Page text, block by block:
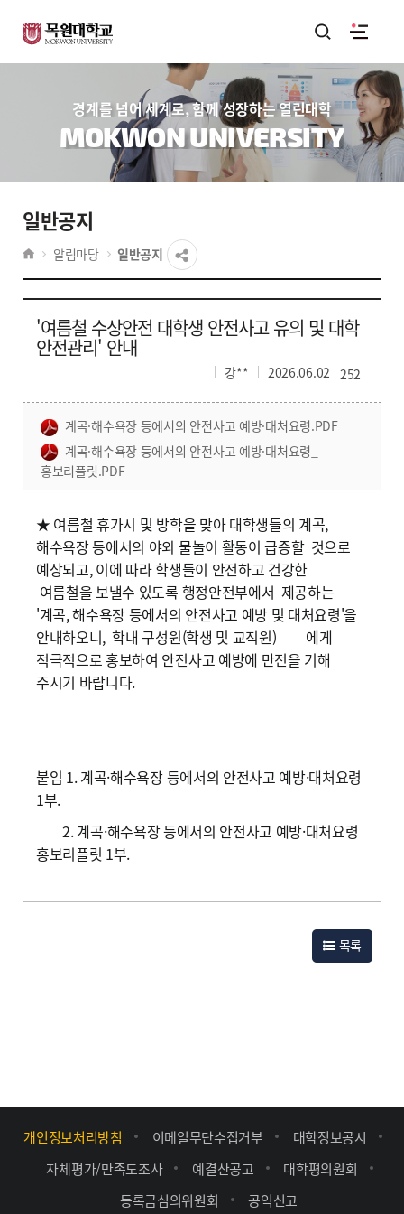
경계를 넘어 세계로, 함께 성장하는 열린대학
MOKWON UNIVERSITY
일반공지
알림마당 일반공지
'여름철 수상안전 대학생 안전사고 유의 및 대학
안전관리' 안내
강** 2026.06.02 252
계곡·해수욕장 등에서의 안전사고 예방·대처요령.PDF
계곡·해수욕장 등에서의 안전사고 예방·대처요령_
홍보리플릿.PDF
★ 여름철 휴가시 및 방학을 맞아 대학생들의 계곡,
해수욕장 등에서의 야외 물놀이 활동이 급증할 것으로
예상되고, 이에 따라 학생들이 안전하고 건강한
여름철을 보낼수 있도록 행정안전부에서 제공하는
'계곡, 해수욕장 등에서의 안전사고 예방 및 대처요령'을
안내하오니, 학내 구성원(학생 및 교직원) 에게
적극적으로 홍보하여 안전사고 예방에 만전을 기해
주시기 바랍니다.
붙임 1. 계곡·해수욕장 등에서의 안전사고 예방·대처요령
1부.
2. 계곡·해수욕장 등에서의 안전사고 예방·대처요령
홍보리플릿 1부.
목록
개인정보처리방침 이메일무단수집거부
대학정보공시
자체평가/만족도조사
예결산공고
대학평의원회
등록금심의위원회
공익신고